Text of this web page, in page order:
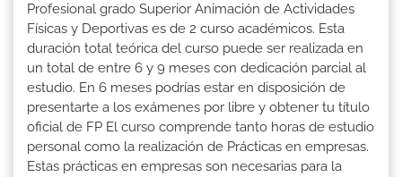
Profesional grado Superior Animación de Actividades
Físicas y Deportivas es de 2 curso académicos. Esta
duración total teórica del curso puede ser realizada en
un total de entre 6 y 9 meses con dedicación parcial al
estudio. En 6 meses podrías estar en disposición de
presentarte a los exámenes por libre y obtener tu título
oficial de FP El curso comprende tanto horas de estudio
personal como la realización de Prácticas en empresas.
Estas prácticas en empresas son necesarias para la